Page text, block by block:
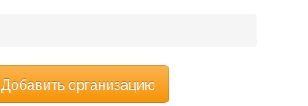
Добавить организацию